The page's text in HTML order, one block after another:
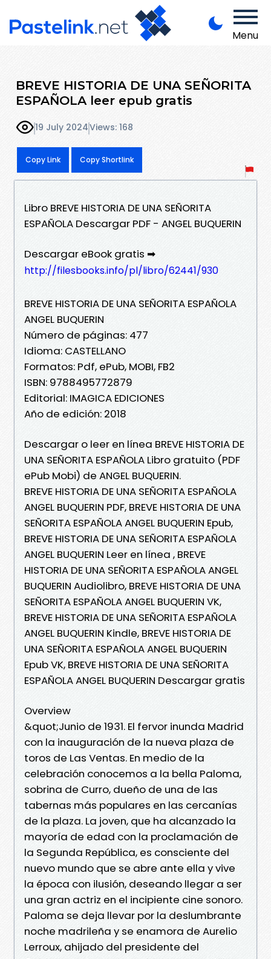
Menu
BREVE HISTORIA DE UNA SEÑORITA
ESPAÑOLA leer epub gratis
19 July 2024Views: 168
Copy Link Copy Shortlink
Libro BREVE HISTORIA DE UNA SEÑORITA
ESPAÑOLA Descargar PDF - ANGEL BUQUERIN
Descargar eBook gratis ➡
http://filesbooks.info/pl/libro/62441/930
BREVE HISTORIA DE UNA SEÑORITA ESPAÑOLA
ANGEL BUQUERIN
Número de páginas: 477
Idioma: CASTELLANO
Formatos: Pdf, ePub, MOBI, FB2
ISBN: 9788495772879
Editorial: IMAGICA EDICIONES
Año de edición: 2018
Descargar o leer en línea BREVE HISTORIA DE
UNA SEÑORITA ESPAÑOLA Libro gratuito (PDF
ePub Mobi) de ANGEL BUQUERIN.
BREVE HISTORIA DE UNA SEÑORITA ESPAÑOLA
ANGEL BUQUERIN PDF, BREVE HISTORIA DE UNA
SEÑORITA ESPAÑOLA ANGEL BUQUERIN Epub,
BREVE HISTORIA DE UNA SEÑORITA ESPAÑOLA
ANGEL BUQUERIN Leer en línea , BREVE
HISTORIA DE UNA SEÑORITA ESPAÑOLA ANGEL
BUQUERIN Audiolibro, BREVE HISTORIA DE UNA
SEÑORITA ESPAÑOLA ANGEL BUQUERIN VK,
BREVE HISTORIA DE UNA SEÑORITA ESPAÑOLA
ANGEL BUQUERIN Kindle, BREVE HISTORIA DE
UNA SEÑORITA ESPAÑOLA ANGEL BUQUERIN
Epub VK, BREVE HISTORIA DE UNA SEÑORITA
ESPAÑOLA ANGEL BUQUERIN Descargar gratis
Overview
&quot;Junio de 1931. El fervor inunda Madrid
con la inauguración de la nueva plaza de
toros de Las Ventas. En medio de la
celebración conocemos a la bella Paloma,
sobrina de Curro, dueño de una de las
tabernas más populares en las cercanías
de la plaza. La joven, que ha alcanzado la
mayoría de edad con la proclamación de
la Segunda República, es consciente del
nuevo mundo que se abre ante ella y vive
la época con ilusión, deseando llegar a ser
una gran actriz en el incipiente cine sonoro.
Paloma se deja llevar por la deslumbrante
noche madrileña y se enamora de Aurelio
Lerroux, ahijado del presidente del